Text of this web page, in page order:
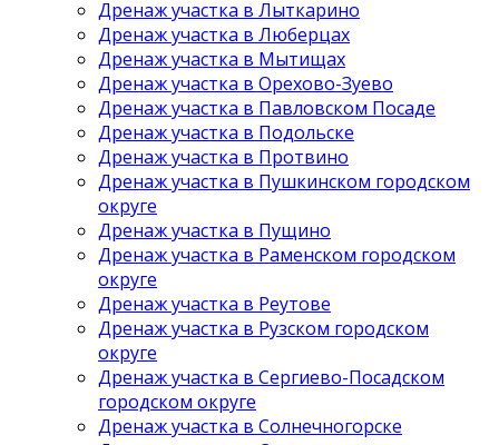
Дренаж участка в Лыткарино
Дренаж участка в Люберцах
Дренаж участка в Мытищах
Дренаж участка в Орехово-Зуево
Дренаж участка в Павловском Посаде
Дренаж участка в Подольске
Дренаж участка в Протвино
Дренаж участка в Пушкинском городском
округе
Дренаж участка в Пущино
Дренаж участка в Раменском городском
округе
Дренаж участка в Реутове
Дренаж участка в Рузском городском
округе
Дренаж участка в Сергиево-Посадском
городском округе
Дренаж участка в Солнечногорске